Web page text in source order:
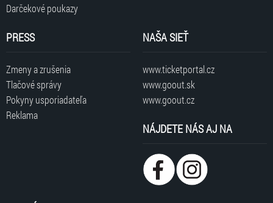
Darčekové poukazy
PRESS
Zmeny a zrušenia
Tlačové správy
Pokyny usporiadateľa
Reklama
NAŠA SIEŤ
www.ticketportal.cz
www.goout.sk
www.goout.cz
NÁJDETE NÁS AJ NA